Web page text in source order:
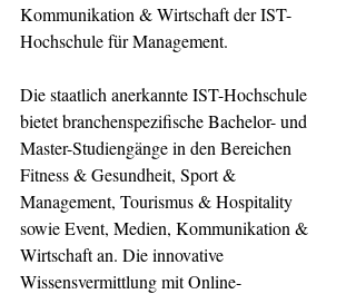
Kommunikation & Wirtschaft der IST-
Hochschule für Management.
Die staatlich anerkannte IST-Hochschule
bietet branchenspezifische Bachelor- und
Master-Studiengänge in den Bereichen
Fitness & Gesundheit, Sport &
Management, Tourismus & Hospitality
sowie Event, Medien, Kommunikation &
Wirtschaft an. Die innovative
Wissensvermittlung mit Online-